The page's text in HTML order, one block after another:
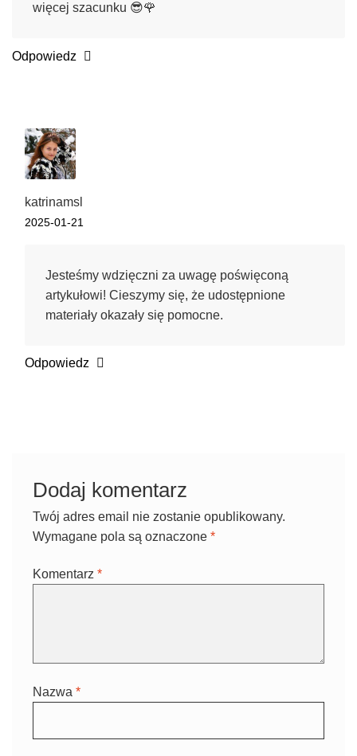
więcej szacunku 😎🌹
Odpowiedz
katrinamsl
2025-01-21
Jesteśmy wdzięczni za uwagę poświęconą
artykułowi! Cieszymy się, że udostępnione
materiały okazały się pomocne.
Odpowiedz
Dodaj komentarz
Twój adres email nie zostanie opublikowany.
Wymagane pola są oznaczone *
Komentarz *
Nazwa *